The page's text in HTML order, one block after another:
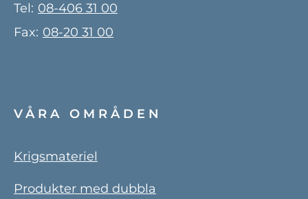
Tel: 08-406 31 00
Fax: 08-20 31 00
VÅRA OMRÅDEN
Krigsmateriel
Produkter med dubbla